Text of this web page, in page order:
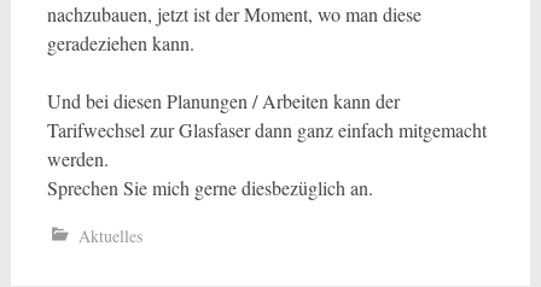
nachzubauen, jetzt ist der Moment, wo man diese
geradeziehen kann.
Und bei diesen Planungen / Arbeiten kann der
Tarifwechsel zur Glasfaser dann ganz einfach mitgemacht
werden.
Sprechen Sie mich gerne diesbezüglich an.
Aktuelles